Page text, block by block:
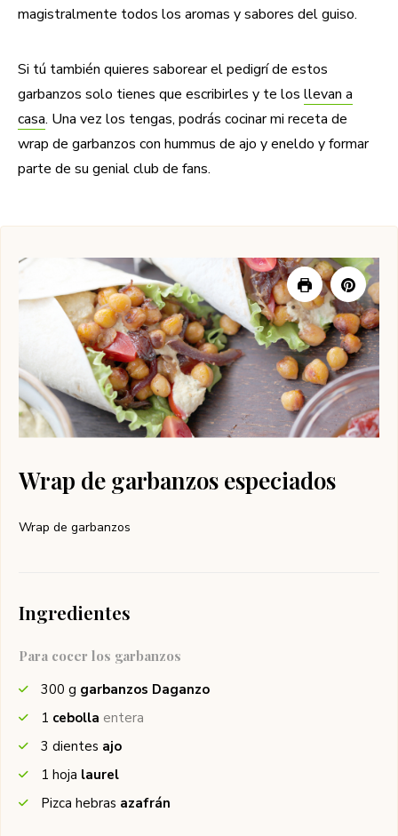
magistralmente todos los aromas y sabores del guiso.
Si tú también quieres saborear el pedigrí de estos
garbanzos solo tienes que escribirles y te los llevan a
casa. Una vez los tengas, podrás cocinar mi receta de
wrap de garbanzos con hummus de ajo y eneldo y formar
parte de su genial club de fans.
Wrap de garbanzos especiados
Wrap de garbanzos
Ingredientes
Para cocer los garbanzos
300 g garbanzos Daganzo
1 cebolla entera
3 dientes ajo
1 hoja laurel
Pizca hebras azafrán